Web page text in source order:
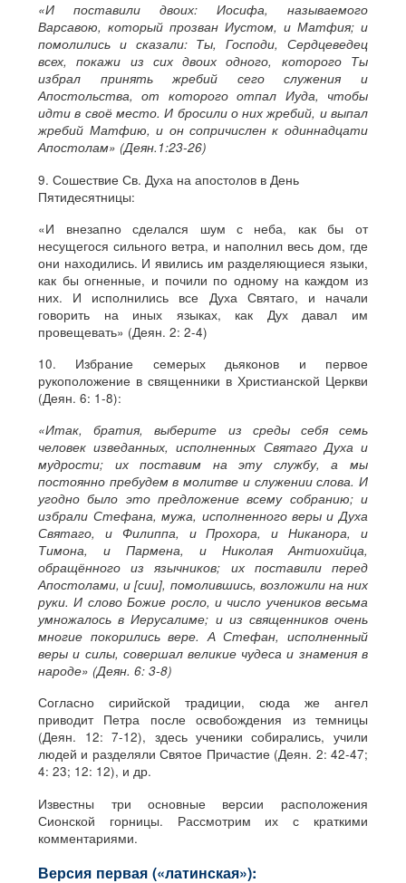
«И поставили двоих: Иосифа, называемого
Варсавою, который прозван Иустом, и Матфия; и
помолились и сказали: Ты, Господи, Сердцеведец
всех, покажи из сих двоих одного, которого Ты
избрал принять жребий сего служения и
Апостольства, от которого отпал Иуда, чтобы
идти в своё место. И бросили о них жребий, и выпал
жребий Матфию, и он сопричислен к одиннадцати
Апостолам» (Деян.1:23-26)
9. Сошествие Св. Духа на апостолов в День
Пятидесятницы:
«И внезапно сделался шум с неба, как бы от
несущегося сильного ветра, и наполнил весь дом, где
они находились. И явились им разделяющиеся языки,
как бы огненные, и почили по одному на каждом из
них. И исполнились все Духа Святаго, и начали
говорить на иных языках, как Дух давал им
провещевать» (Деян. 2: 2-4)
10. Избрание семерых дьяконов и первое
рукоположение в священники в Христианской Церкви
(Деян. 6: 1-8):
«Итак, братия, выберите из среды себя семь
человек изведанных, исполненных Святаго Духа и
мудрости; их поставим на эту службу, а мы
постоянно пребудем в молитве и служении слова. И
угодно было это предложение всему собранию; и
избрали Стефана, мужа, исполненного веры и Духа
Святаго, и Филиппа, и Прохора, и Никанора, и
Тимона, и Пармена, и Николая Антиохийца,
обращённого из язычников; их поставили перед
Апостолами, и [сии], помолившись, возложили на них
руки. И слово Божие росло, и число учеников весьма
умножалось в Иерусалиме; и из священников очень
многие покорились вере. А Стефан, исполненный
веры и силы, совершал великие чудеса и знамения в
народе» (Деян. 6: 3-8)
Согласно сирийской традиции, сюда же ангел
приводит Петра после освобождения из темницы
(Деян. 12: 7-12), здесь ученики собирались, учили
людей и разделяли Святое Причастие (Деян. 2: 42-47;
4: 23; 12: 12), и др.
Известны три основные версии расположения
Сионской горницы. Рассмотрим их с краткими
комментариями.
Версия первая («латинская»):